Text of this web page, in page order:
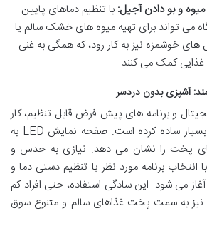
و بو دادن آجیل: با تنظیم دماهای پایین
می تواند برای تهیه میوه های خشک سالم یا
های خوشمزه نیز به کار رود، که همگی به غنی
کمک می کنند.
آشپزی بدون دردسر
و برنامه های پیش فرض قابل تنظیم، کار
با این سرخ کن را بسیار ساده کرده است. صفحه نمایش LED به
پخت را نشان می دهد. نیازی به حدس و
انتخاب برنامه مورد نظر یا تنظیم دستی دما و
می شود. این سادگی استفاده، حتی افراد کم
نیز به سمت پخت غذاهای سالم و متنوع سوق